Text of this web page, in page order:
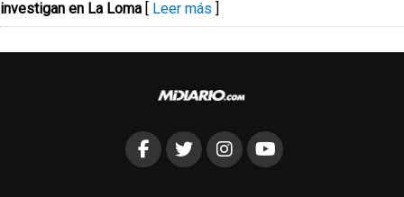
investigan en La Loma [ Leer más ]